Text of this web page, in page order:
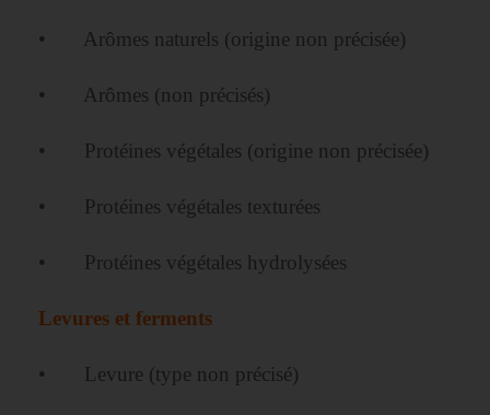
• Arômes naturels (origine non précisée)
• Arômes (non précisés)
• Protéines végétales (origine non précisée)
• Protéines végétales texturées
• Protéines végétales hydrolysées
Levures et ferments
• Levure (type non précisé)